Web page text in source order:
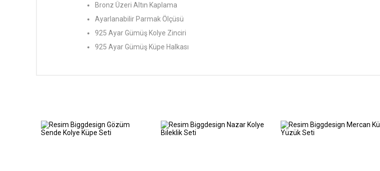
Bronz Üzeri Altın Kaplama
Ayarlanabilir Parmak Ölçüsü
925 Ayar Gümüş Kolye Zinciri
925 Ayar Gümüş Küpe Halkası